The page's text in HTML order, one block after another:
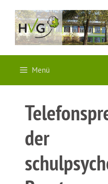
Inhalt
springen
Menü
der